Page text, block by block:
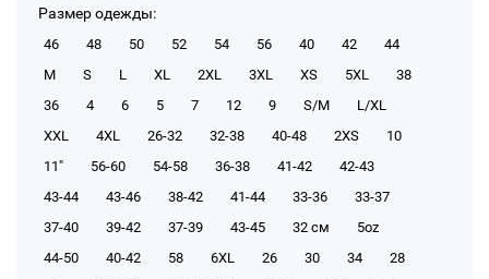
Размер одежды:
46 48 50 52 54 56 40 42
44
M
S L XL 2XL 3XL XS 5XL
38
36
4 6 5 7 12 9 S/M
L/XL
XXL
4XL 26-32 32-38 40-48 2XS
10
11"
56-60 54-58 36-38 41-42
42-43
43-44
43-46 38-42 41-44 33-36
33-37
37-40
39-42 37-39 43-45 32 см
5oz
44-50
40-42 58 6XL 26 30 34
28